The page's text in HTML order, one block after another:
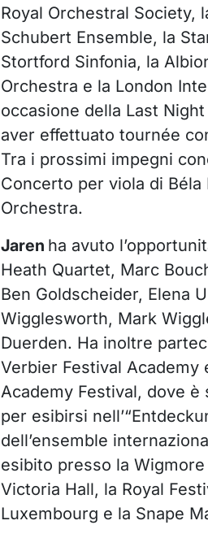
Royal Orchestral Society,
Schubert Ensemble, la
Stortford Sinfonia, la
Orchestra e la London
occasione della Last
aver effettuato tournée
Tra i prossimi impegni
Concerto per viola di
Orchestra.
Jaren ha avuto
Heath Quartet, Marc
Ben Goldscheider, Elena
Wigglesworth, Mark
Duerden. Ha inoltre
Verbier Festival Academy
Academy Festival, dove
per esibirsi
dell’ensemble
esibito presso la
Victoria Hall, la Royal
Luxembourg e la Snape